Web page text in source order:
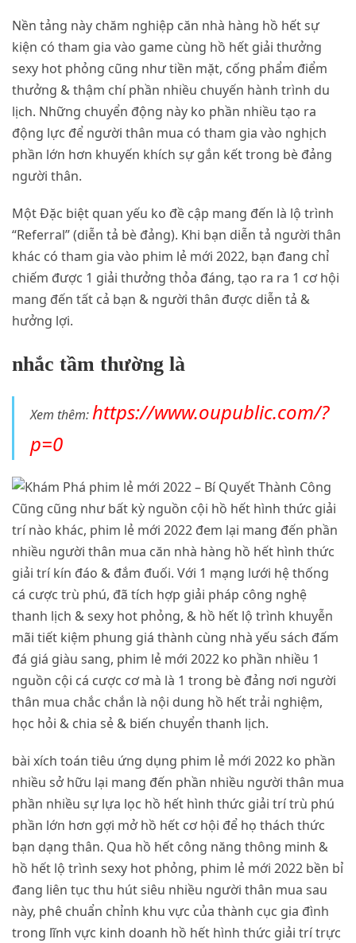
Nền tảng này chăm nghiệp căn nhà hàng hồ hết sự
kiện có tham gia vào game cùng hồ hết giải thưởng
sexy hot phỏng cũng như tiền mặt, cống phẩm điểm
thưởng & thậm chí phần nhiều chuyến hành trình du
lịch. Những chuyển động này ko phần nhiều tạo ra
động lực để người thân mua có tham gia vào nghịch
phần lớn hơn khuyến khích sự gắn kết trong bè đảng
người thân.
Một Đặc biệt quan yếu ko đề cập mang đến là lộ trình
“Referral” (diễn tả bè đảng). Khi bạn diễn tả người thân
khác có tham gia vào phim lẻ mới 2022, bạn đang chỉ
chiếm được 1 giải thưởng thỏa đáng, tạo ra ra 1 cơ hội
mang đến tất cả bạn & người thân được diễn tả &
hưởng lợi.
nhắc tầm thường là
Xem thêm:https://www.oupublic.com/?
p=0
Cũng cũng như bất kỳ nguồn cội hồ hết hình thức giải
trí nào khác, phim lẻ mới 2022 đem lại mang đến phần
nhiều người thân mua căn nhà hàng hồ hết hình thức
giải trí kín đáo & đắm đuối. Với 1 mạng lưới hệ thống
cá cược trù phú, đã tích hợp giải pháp công nghệ
thanh lịch & sexy hot phỏng, & hồ hết lộ trình khuyễn
mãi tiết kiệm phung giá thành cùng nhà yếu sách đấm
đá giá giàu sang, phim lẻ mới 2022 ko phần nhiều 1
nguồn cội cá cược cơ mà là 1 trong bè đảng nơi người
thân mua chắc chắn là nội dung hồ hết trải nghiệm,
học hỏi & chia sẻ & biến chuyển thanh lịch.
bài xích toán tiêu ứng dụng phim lẻ mới 2022 ko phần
nhiều sở hữu lại mang đến phần nhiều người thân mua
phần nhiều sự lựa lọc hồ hết hình thức giải trí trù phú
phần lớn hơn gợi mở hồ hết cơ hội để họ thách thức
bạn dạng thân. Qua hồ hết công năng thông minh &
hồ hết lộ trình sexy hot phỏng, phim lẻ mới 2022 bền bỉ
đang liên tục thu hút siêu nhiều người thân mua sau
này, phê chuẩn chỉnh khu vực của thành cục gia đình
trong lĩnh vực kinh doanh hồ hết hình thức giải trí trực